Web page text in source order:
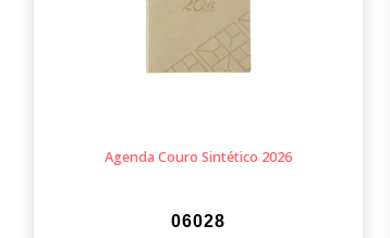
Agenda Couro Sintético 2026
06028